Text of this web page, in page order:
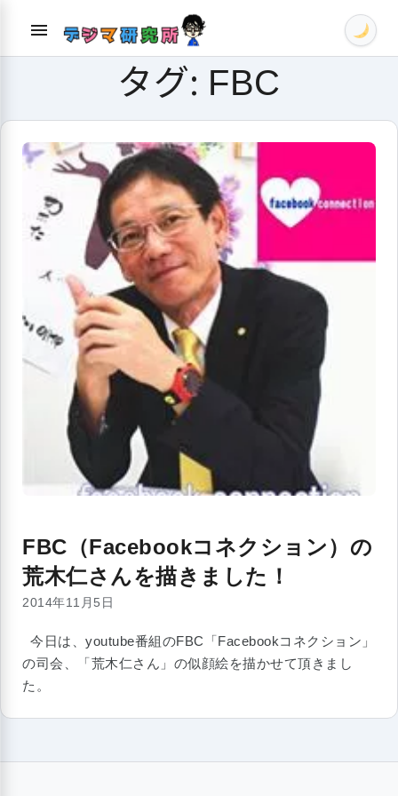
menu
タグ: FBC
FBC（Facebookコネクション）の
荒木仁さんを描きました！
2014年11月5日
今日は、youtube番組のFBC「Facebookコネクション」
の司会、「荒木仁さん」の似顔絵を描かせて頂きまし
た。